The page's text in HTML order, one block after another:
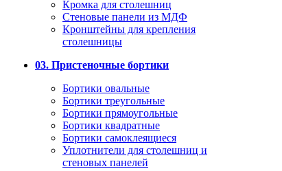
Кромка для столешниц
Стеновые панели из МДФ
Кронштейны для крепления
столешницы
03. Пристеночные бортики
Бортики овальные
Бортики треугольные
Бортики прямоугольные
Бортики квадратные
Бортики самоклеящиеся
Уплотнители для столешниц и
стеновых панелей